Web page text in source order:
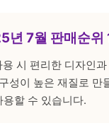
7월 판매순위
시 편리한 디자인
성이 높은 재질로 만
할 수 있습니다.